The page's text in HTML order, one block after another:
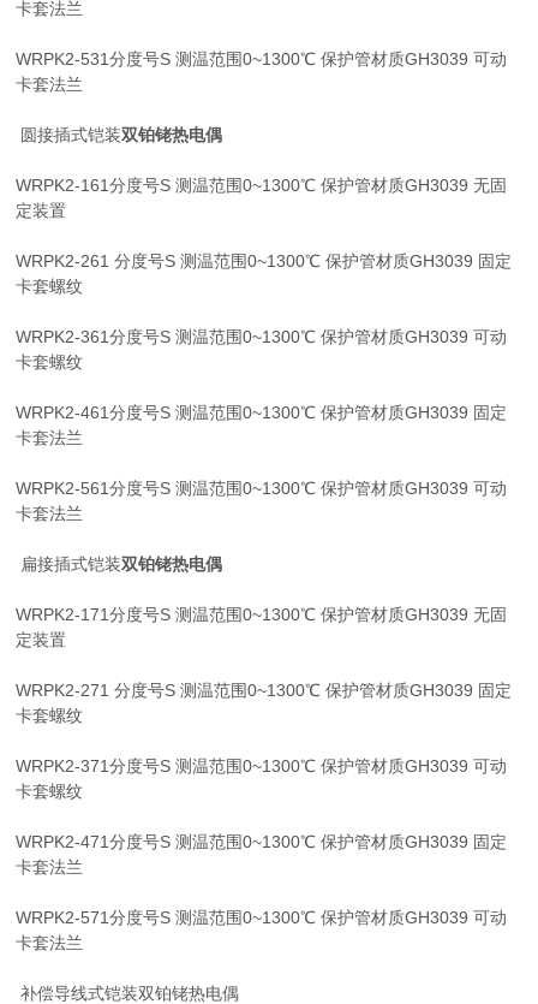
卡套法兰
WRPK2-531分度号S 测温范围0~1300℃ 保护管材质GH3039 可动
卡套法兰
圆接插式铠装双铂铑热电偶
WRPK2-161分度号S 测温范围0~1300℃ 保护管材质GH3039 无固
定装置
WRPK2-261 分度号S 测温范围0~1300℃ 保护管材质GH3039 固定
卡套螺纹
WRPK2-361分度号S 测温范围0~1300℃ 保护管材质GH3039 可动
卡套螺纹
WRPK2-461分度号S 测温范围0~1300℃ 保护管材质GH3039 固定
卡套法兰
WRPK2-561分度号S 测温范围0~1300℃ 保护管材质GH3039 可动
卡套法兰
扁接插式铠装双铂铑热电偶
WRPK2-171分度号S 测温范围0~1300℃ 保护管材质GH3039 无固
定装置
WRPK2-271 分度号S 测温范围0~1300℃ 保护管材质GH3039 固定
卡套螺纹
WRPK2-371分度号S 测温范围0~1300℃ 保护管材质GH3039 可动
卡套螺纹
WRPK2-471分度号S 测温范围0~1300℃ 保护管材质GH3039 固定
卡套法兰
WRPK2-571分度号S 测温范围0~1300℃ 保护管材质GH3039 可动
卡套法兰
补偿导线式铠装双铂铑热电偶